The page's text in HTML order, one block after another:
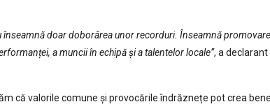
înseamnă doar doborârea unor recorduri. Înseamnă
a muncii în echipă și a talentelor locale”, a declarant
că valorile comune și provocările îndrăznețe pot crea